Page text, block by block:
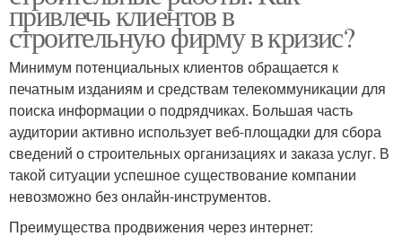
привлечь клиентов в
строительную фирму в кризис?
Минимум потенциальных клиентов обращается к
печатным изданиям и средствам телекоммуникации для
поиска информации о подрядчиках. Большая часть
аудитории активно использует веб-площадки для сбора
сведений о строительных организациях и заказа услуг. В
такой ситуации успешное существование компании
невозможно без онлайн-инструментов.
Преимущества продвижения через интернет: